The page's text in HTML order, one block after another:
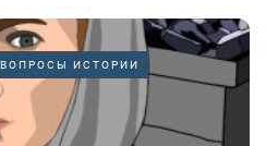
ВОПРОСЫ ИСТОРИИ